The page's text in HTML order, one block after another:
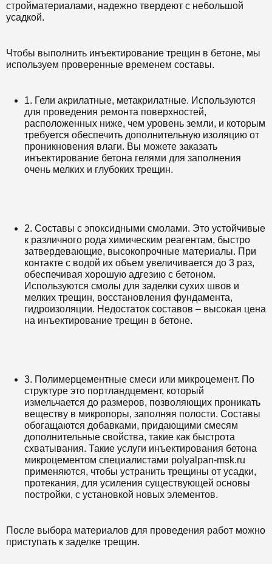
стройматериалами, надежно твердеют с небольшой
усадкой.
Чтобы выполнить инъектирование трещин в бетоне, мы
используем проверенные временем составы.
1. Гели акрилатные, метакрилатные. Используются
для проведения ремонта поверхностей,
расположенных ниже, чем уровень земли, и которым
требуется обеспечить дополнительную изоляцию от
проникновения влаги. Вы можете заказать
инъектирование бетона гелями для заполнения
очень мелких и глубоких трещин.
2. Составы с эпоксидными смолами. Это устойчивые
к различного рода химическим реагентам, быстро
затвердевающие, высокопрочные материалы. При
контакте с водой их объем увеличивается до 3 раз,
обеспечивая хорошую адгезию с бетоном.
Используются смолы для заделки сухих швов и
мелких трещин, восстановления фундамента,
гидроизоляции. Недостаток составов – высокая цена
на инъектирование трещин в бетоне.
3. Полимерцементные смеси или микроцемент. По
структуре это портландцемент, который
измельчается до размеров, позволяющих проникать
веществу в микропоры, заполняя полости. Составы
обогащаются добавками, придающими смесям
дополнительные свойства, такие как быстрота
схватывания. Такие услуги инъектирования бетона
микроцементом специалистами polyalpan-msk.ru
применяются, чтобы устранить трещины от усадки,
протекания, для усиления существующей основы
постройки, с установкой новых элементов.
После выбора материалов для проведения работ можно
приступать к заделке трещин.